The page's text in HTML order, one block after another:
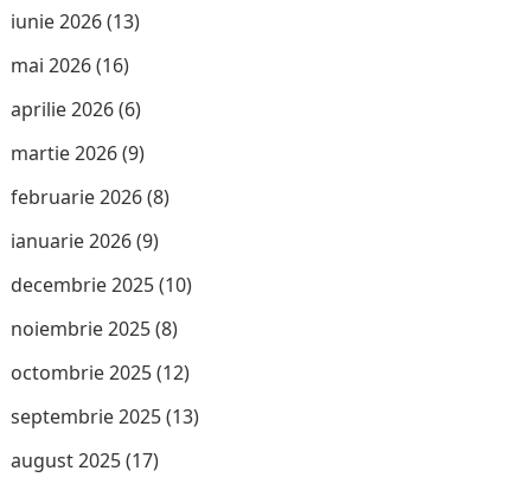
iunie 2026(13)
mai 2026(16)
aprilie 2026(6)
martie 2026(9)
februarie 2026(8)
ianuarie 2026(9)
decembrie 2025(10)
noiembrie 2025(8)
octombrie 2025(12)
septembrie 2025(13)
august 2025(17)